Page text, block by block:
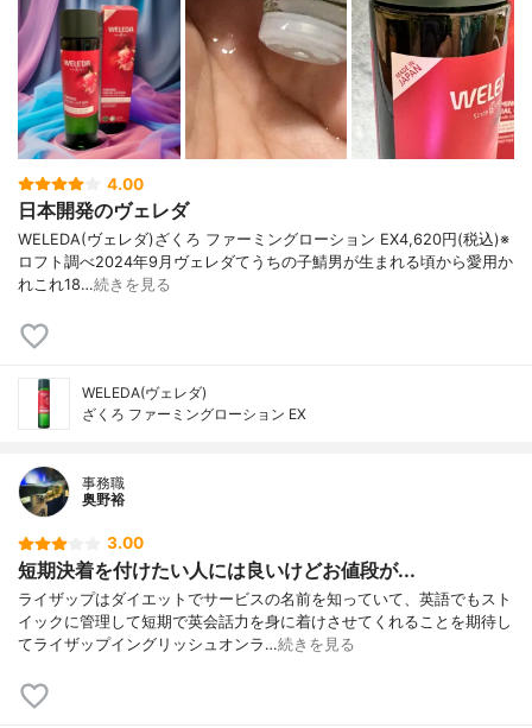
4.00
日本開発のヴェレダ
WELEDA(ヴェレダ)ざくろ ファーミングローション EX4,620円(税込)※
ロフト調べ2024年9月ヴェレダてうちの子鯖男が生まれる頃から愛用か
れこれ18…続きを見る
WELEDA(ヴェレダ)
ざくろ ファーミングローション EX
事務職
奥野裕
3.00
短期決着を付けたい人には良いけどお値段が...
ライザップはダイエットでサービスの名前を知っていて、英語でもスト
イックに管理して短期で英会話力を身に着けさせてくれることを期待し
てライザップイングリッシュオンラ…続きを見る